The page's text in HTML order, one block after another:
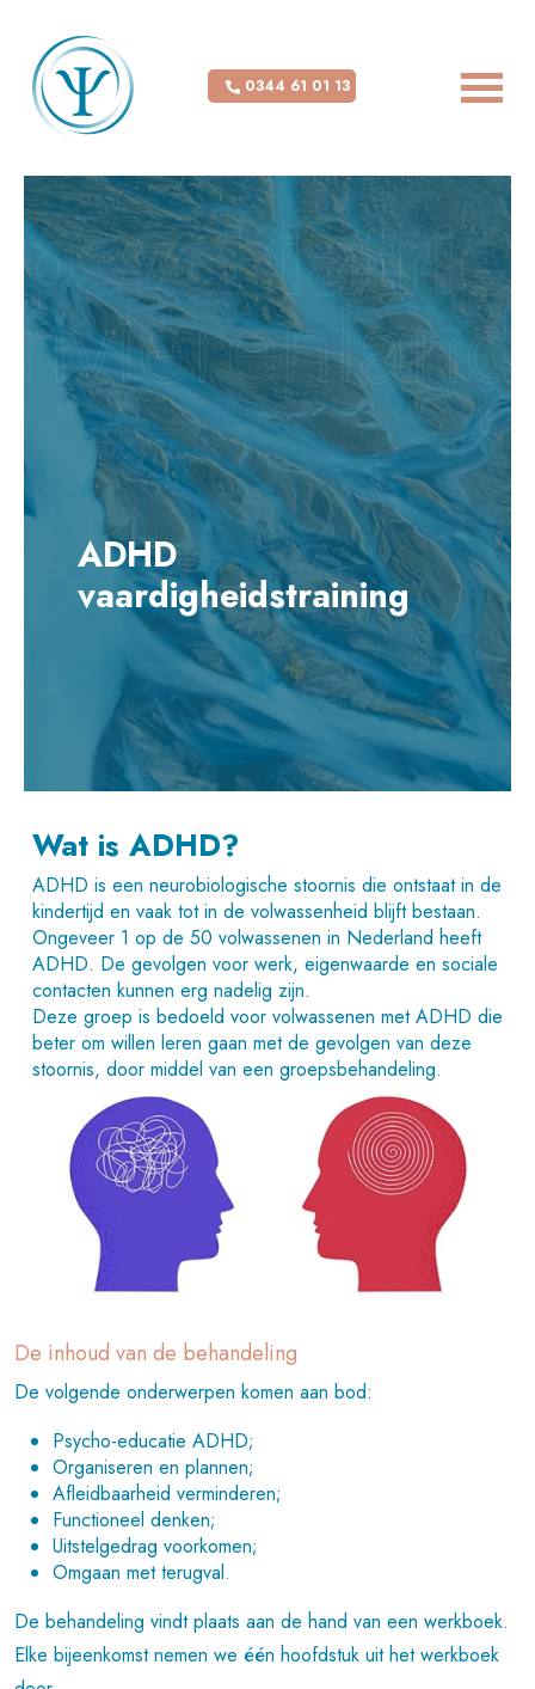
0344 61 01 13
ADHD
vaardigheidstraining
Wat is ADHD?
ADHD is een neurobiologische stoornis die ontstaat in de
kindertijd en vaak tot in de volwassenheid blijft bestaan.
Ongeveer 1 op de 50 volwassenen in Nederland heeft
ADHD. De gevolgen voor werk, eigenwaarde en sociale
contacten kunnen erg nadelig zijn.
Deze groep is bedoeld voor volwassenen met ADHD die
beter om willen leren gaan met de gevolgen van deze
stoornis, door middel van een groepsbehandeling.
De inhoud van de behandeling
De volgende onderwerpen komen aan bod:
Psycho-educatie ADHD;
Organiseren en plannen;
Afleidbaarheid verminderen;
Functioneel denken;
Uitstelgedrag voorkomen;
Omgaan met terugval.
De behandeling vindt plaats aan de hand van een werkboek.
Elke bijeenkomst nemen we één hoofdstuk uit het werkboek